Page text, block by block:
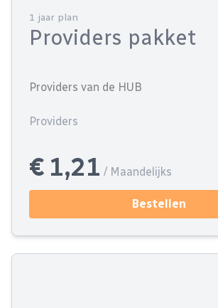
1 jaar plan
Providers pakket
Providers van de HUB
Providers
€ 1,21 / Maandelijks
Bestellen